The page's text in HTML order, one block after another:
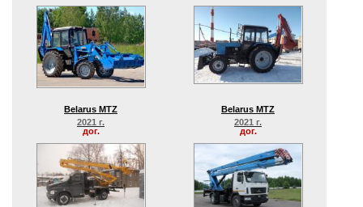
Belarus MTZ
2021 г.
дог.
Belarus MTZ
2021 г.
дог.